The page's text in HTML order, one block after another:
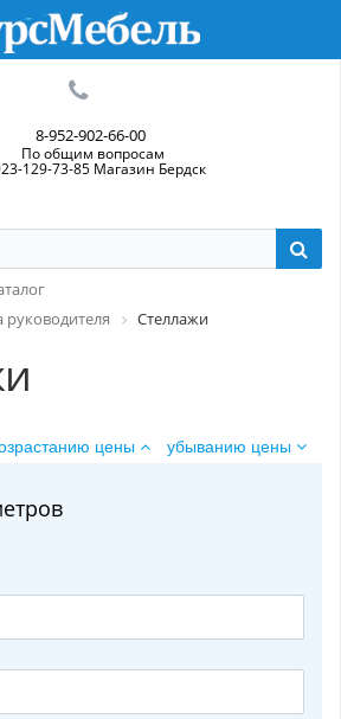
8-952-902-66-00
По общим вопросам
129-73-85 Магазин Бердск
Стеллажи
цены убыванию цены